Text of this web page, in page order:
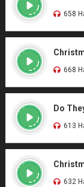
658
668
Do
613
632